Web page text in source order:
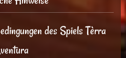
des Spiels Tèrra